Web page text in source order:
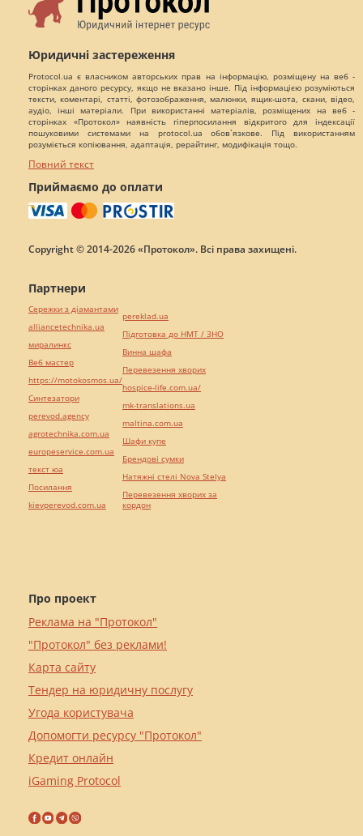
Юридичні застереження
Protocol.ua є власником авторських прав на інформацію, розміщену на веб -
сторінках даного ресурсу, якщо не вказано інше. Під інформацією розуміються
тексти, коментарі, статті, фотозображення, малюнки, ящик-шота, скани, відео,
аудіо, інші матеріали. При використанні матеріалів, розміщених на веб -
сторінках «Протокол» наявність гіперпосилання відкритого для індексації
пошуковими системами на protocol.ua обов`язкове. Під використанням
розуміється копіювання, адаптація, рерайтинг, модифікація тощо.
Повний текст
Приймаємо до оплати
Copyright © 2014-2026 «Протокол». Всі права захищені.
Про проект
Реклама на "Протокол"
"Протокол" без реклами!
Карта сайту
Тендер на юридичну послугу
Угода користувача
Допомогти ресурсу "Протокол"
Кредит онлайн
iGaming Protocol
Партнери
Сережки з діамантами
alliancetechnika.ua
миралинкс
Веб мастер
https://motokosmos.ua/
Синтезатори
perevod.agency
agrotechnika.com.ua
europeservice.com.ua
текст юа
Посилання
kievperevod.com.ua
pereklad.ua
Підготовка до НМТ / ЗНО
Винна шафа
Перевезення хворих
hospice-life.com.ua/
mk-translations.ua
maltina.com.ua
Шафи купе
Брендові сумки
Натяжні стелі Nova Stelya
Перевезення хворих за
кордон